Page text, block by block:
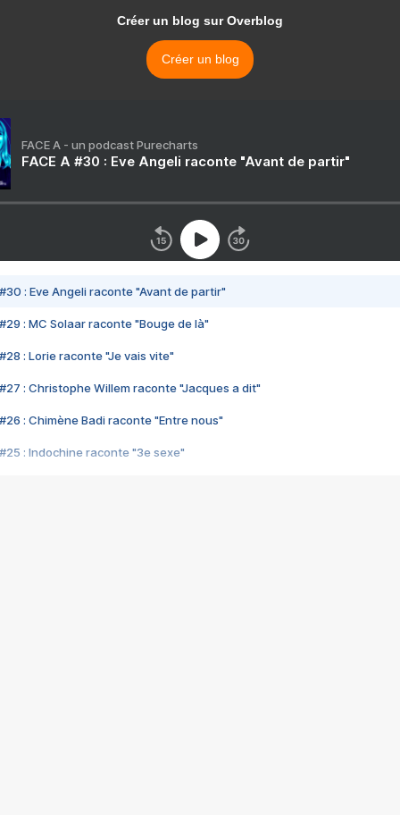
Créer un blog sur Overblog
Créer un blog
FACE A - un podcast Purecharts
FACE A #30 : Eve Angeli raconte "Avant de partir"
#30 : Eve Angeli raconte "Avant de partir"
#29 : MC Solaar raconte "Bouge de là"
#28 : Lorie raconte "Je vais vite"
#27 : Christophe Willem raconte "Jacques a dit"
#26 : Chimène Badi raconte "Entre nous"
#25 : Indochine raconte "3e sexe"